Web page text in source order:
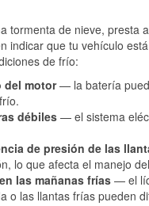
tormenta de nieve, presta
indicar que tu vehículo
de frío:
del motor— la batería
débiles— el sistema
de presión de las
lo que afecta el manejo
las mañanas frías — el
o las llantas frías pueden